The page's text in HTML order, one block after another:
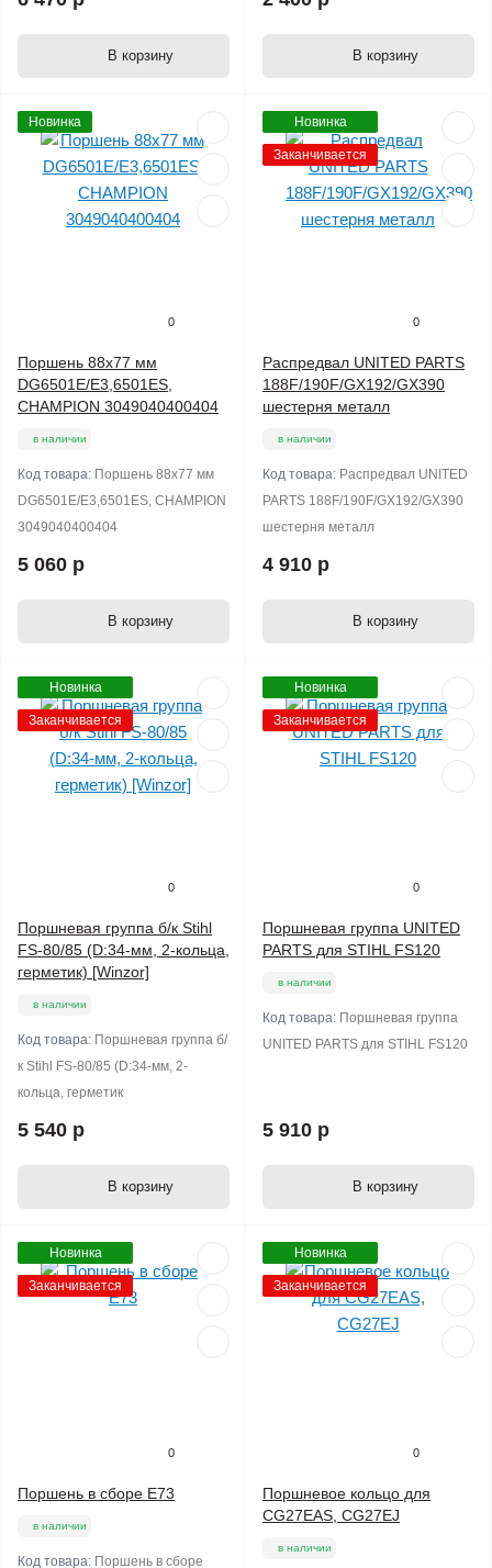
В корзину В корзину
Новинка
0
Поршень 88х77 мм
DG6501E/E3,6501ES,
CHAMPION 3049040400404
в наличии
Код товара: Поршень 88х77 мм
DG6501E/E3,6501ES, CHAMPION
3049040400404
5 060 р
В корзину
Новинка
Заканчивается
0
Распредвал UNITED PARTS
188F/190F/GX192/GX390
шестерня металл
в наличии
Код товара: Распредвал UNITED
PARTS 188F/190F/GX192/GX390
шестерня металл
4 910 р
В корзину
Новинка
Заканчивается
0
Поршневая группа б/к Stihl
FS-80/85 (D:34-мм, 2-кольца,
герметик) [Winzor]
в наличии
Код товара: Поршневая группа б/
к Stihl FS-80/85 (D:34-мм, 2-
кольца, герметик
5 540 р
В корзину
Новинка
Заканчивается
0
Поршневая группа UNITED
PARTS для STIHL FS120
в наличии
Код товара: Поршневая группа
UNITED PARTS для STIHL FS120
5 910 р
В корзину
Новинка
Заканчивается
0
Поршень в сборе E73
в наличии
Код товара: Поршень в сборе
Новинка
Заканчивается
0
Поршневое кольцо для
CG27EAS, CG27EJ
в наличии